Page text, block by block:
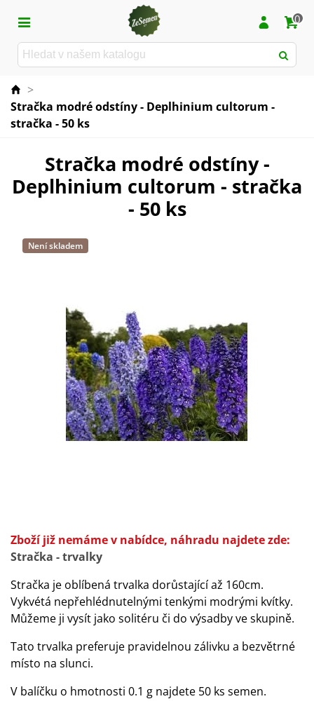
0
>
Stračka modré odstíny - Deplhinium cultorum -
stračka - 50 ks
Stračka modré odstíny -
Deplhinium cultorum - stračka
- 50 ks
Není skladem
Zboží již nemáme v nabídce, náhradu najdete zde:
Stračka - trvalky
Stračka je oblíbená trvalka dorůstající až 160cm.
Vykvétá nepřehlédnutelnými tenkými modrými kvítky.
Můžeme ji vysít jako solitéru či do výsadby ve skupině.
Tato trvalka preferuje pravidelnou zálivku a bezvětrné
místo na slunci.
V balíčku o hmotnosti 0.1 g najdete 50 ks semen.